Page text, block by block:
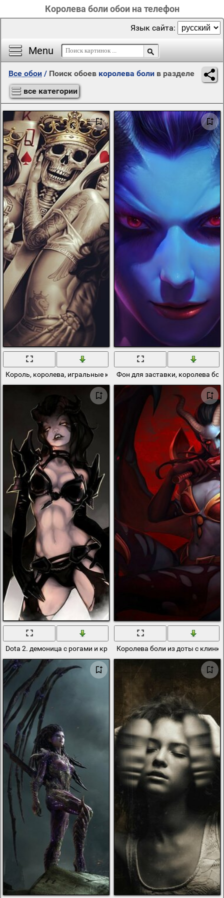
Королева боли обои на телефон
Menu
Язык сайта:
Все обои / Поиск обоев королева боли в разделе
все категории
Король, королева, игральные картыФон для заставки, королева
Dota 2. демоница с рогами и крыльями. суккуб. взгляд королевы
Королева боли из доты с